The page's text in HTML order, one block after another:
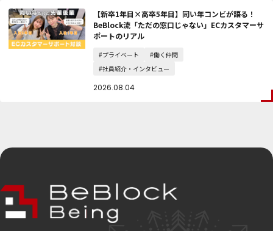
【新卒1年目×高卒5年目】同い年コンビが語る！
BeBlock流「ただの窓口じゃない」ECカスタマーサ
ポートのリアル
#プライベート
#働く仲間
#社員紹介・インタビュー
2026.08.04